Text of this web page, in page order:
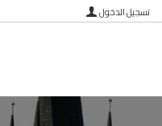
تسجيل الدخول